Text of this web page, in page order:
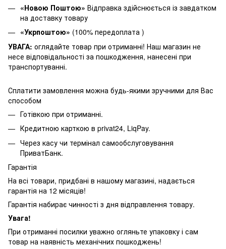
«Новою Поштою» Відправка здійснюється із завдатком
на доставку товару
«Укрпоштою» (100% передоплата )
УВАГА: оглядайте товар при отриманні! Наш магазин не
несе відповідальності за пошкодження, нанесені при
транспортуванні.
Сплатити замовлення можна будь-якими зручними для Вас
способом
Готівкою при отриманні.
Кредитною карткою в privat24, LiqPay.
Через касу чи термінал самообслуговування
ПриватБанк.
Гарантія
На всі товари, придбані в нашому магазині, надається
гарантія на 12 місяців!
Гарантія набирає чинності з дня відправлення товару.
Увага!
При отриманні посилки уважно огляньте упаковку і сам
товар на наявність механічних пошкоджень!